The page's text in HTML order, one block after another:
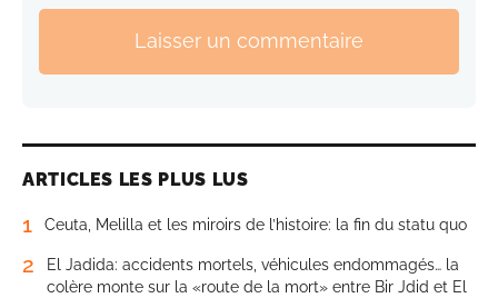
Laisser un commentaire
ARTICLES LES PLUS LUS
1 Ceuta, Melilla et les miroirs de l’histoire: la fin du statu quo
2
El Jadida: accidents mortels, véhicules endommagés… la
colère monte sur la «route de la mort» entre Bir Jdid et El